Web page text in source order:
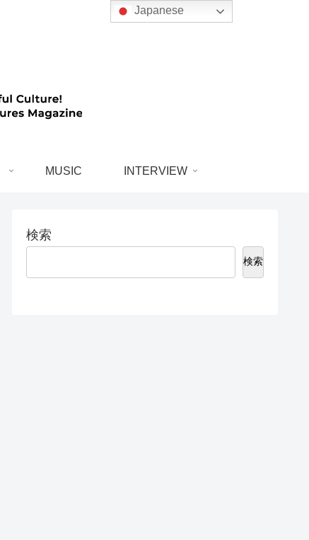
MUSIC INTERVIEW
検索
検索
Japanese